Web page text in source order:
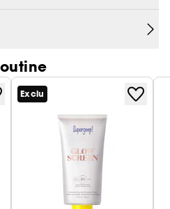
8 heures après une
Exclu